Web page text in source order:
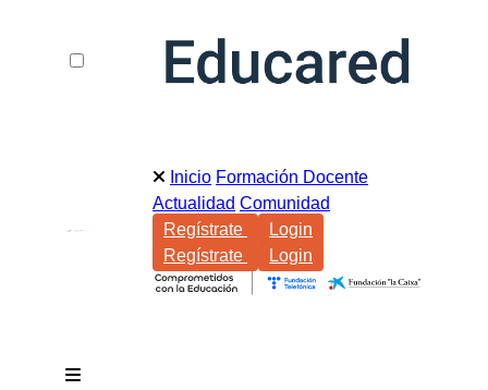
Inicio Formación Docente
Actualidad Comunidad
Regístrate
Login
Regístrate
Login